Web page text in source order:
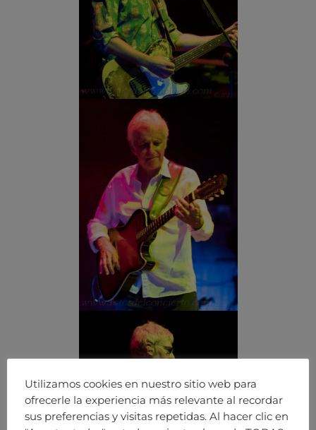
Utilizamos cookies en nuestro sitio web para
ofrecerle la experiencia más relevante al recordar
sus preferencias y visitas repetidas. Al hacer clic en